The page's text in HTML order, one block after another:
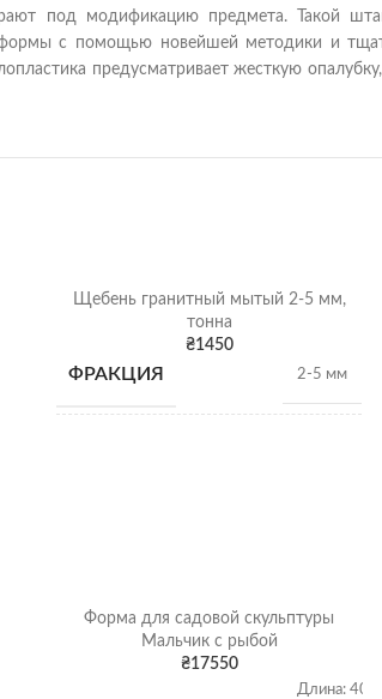
под модификацию предмета. Такой
с помощью новейшей методики и
предусматривает жесткую
Щебень гранитный мытый 2-5 мм,
тонна
₴1450
ФРАКЦИЯ 2-5 мм
ОТГРУЗКА Щебень насыпью
Форма для садовой скульптуры
Мальчик с рыбой
₴17550
Длина: 40